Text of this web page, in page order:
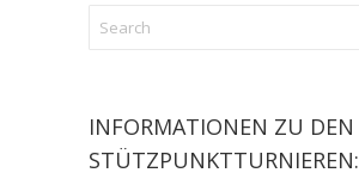
INFORMATIONEN ZU DEN
STÜTZPUNKTTURNIEREN: